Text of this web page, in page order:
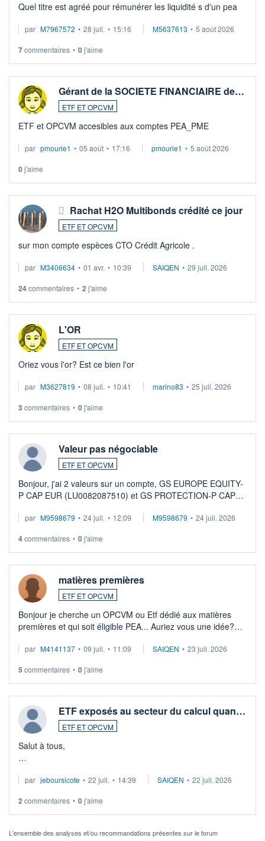
Quel titre est agréé pour rémunérer les liquidité s d'un pea
par M7967572 • 28 juil. • 15:16 M5637613 • 5 août 2026
7commentaires • 0j'aime
Gérant de la SOCIETE FINANCIAIRE de…
ETF ET OPCVM
ETF et OPCVM accesibles aux comptes PEA_PME
par pmourie1 • 05 août • 17:16 pmourie1 • 5 août 2026
0j'aime
Rachat H2O Multibonds crédité ce jour
ETF ET OPCVM
sur mon compte espèces CTO Crédit Agricole .
par M3406634 • 01 avr. • 10:39 SAIQEN • 29 juil. 2026
24commentaires • 2 j'aime
L'OR
ETF ET OPCVM
Oriez vous l'or? Est ce bien l'or
par M3627819 • 08 juil. • 10:41 marino83 • 25 juil. 2026
3 commentaires • 0j'aime
Valeur pas négociable
ETF ET OPCVM
Bonjour, j'ai 2 valeurs sur un compte, GS EUROPE EQUITY-
P CAP EUR (LU0082087510) et GS PROTECTION-P CAP
veux procéder à la vente, on me signale ...
par M9598679 • 24 juil. • 12:09 M9598679 • 24 juil. 2026
4commentaires • 0j'aime
matières premières
ETF ET OPCVM
Bonjour je cherche un OPCVM ou Etf dédié aux matières
premières et qui soit éligible PEA... Auriez vous une idée?
par M4141137 • 09 juil. • 11:09 SAIQEN • 23 juil. 2026
5 commentaires • 0j'aime
ETF exposés au secteur du calcul quan…
ETF ET OPCVM
Salut à tous,
via un ETF plutôt que des actions individuelles.
Idéalement, je voudrais qu'il soit éligible au PEA.
Pour l' ...
par jeboursicote • 22 juil. • 14:39 SAIQEN • 22 juil. 2026
2 commentaires • 0j'aime
L'ensemble des analyses et/ou recommandations présentes sur le forum